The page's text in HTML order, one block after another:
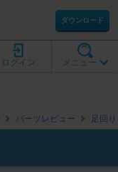
ダウンロード
メニュー
ログイン
パーツレビュー 足回り